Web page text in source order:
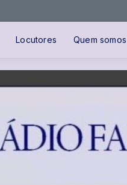
Locutores Quem somos